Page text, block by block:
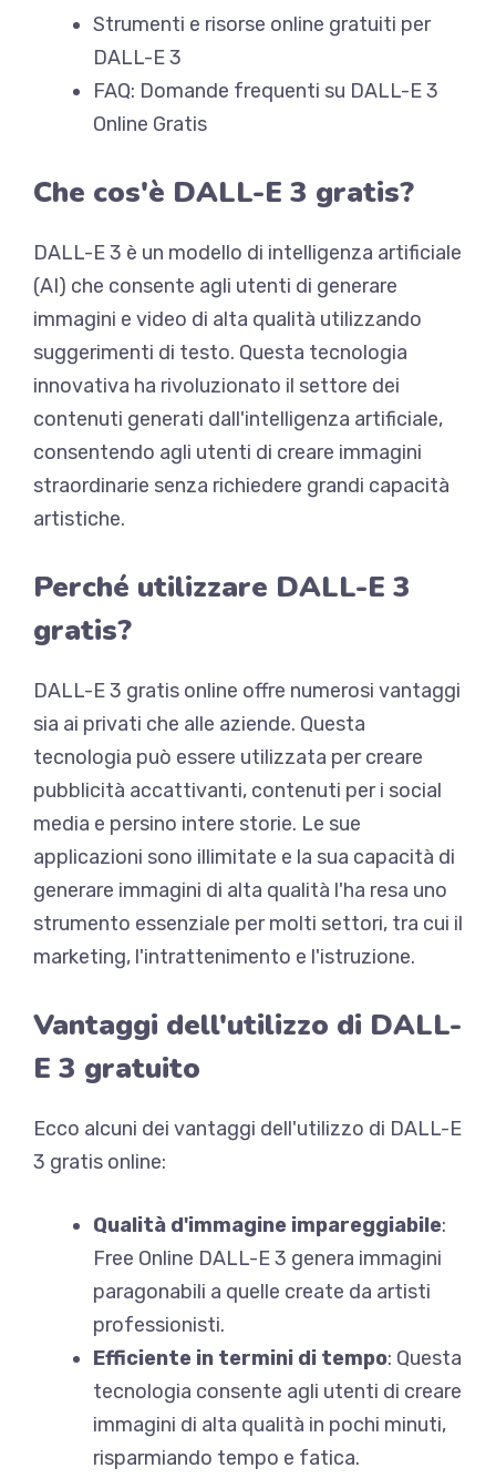
Strumenti e risorse online gratuiti per
DALL-E 3
FAQ: Domande frequenti su DALL-E 3
Online Gratis
Che cos'è DALL-E 3 gratis?
DALL-E 3 è un modello di intelligenza artificiale
(AI) che consente agli utenti di generare
immagini e video di alta qualità utilizzando
suggerimenti di testo. Questa tecnologia
innovativa ha rivoluzionato il settore dei
contenuti generati dall'intelligenza artificiale,
consentendo agli utenti di creare immagini
straordinarie senza richiedere grandi capacità
artistiche.
Perché utilizzare DALL-E 3
gratis?
DALL-E 3 gratis online offre numerosi vantaggi
sia ai privati che alle aziende. Questa
tecnologia può essere utilizzata per creare
pubblicità accattivanti, contenuti per i social
media e persino intere storie. Le sue
applicazioni sono illimitate e la sua capacità di
generare immagini di alta qualità l'ha resa uno
strumento essenziale per molti settori, tra cui il
marketing, l'intrattenimento e l'istruzione.
Vantaggi dell'utilizzo di DALL-
E 3 gratuito
Ecco alcuni dei vantaggi dell'utilizzo di DALL-E
3 gratis online:
Qualità d'immagine impareggiabile:
Free Online DALL-E 3 genera immagini
paragonabili a quelle create da artisti
professionisti.
Efficiente in termini di tempo: Questa
tecnologia consente agli utenti di creare
immagini di alta qualità in pochi minuti,
risparmiando tempo e fatica.